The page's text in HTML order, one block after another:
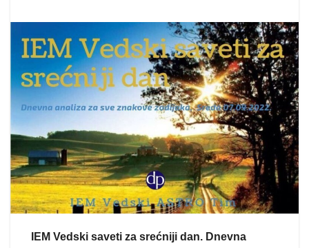
IEM Vedski saveti za srećniji dan. Dnevna